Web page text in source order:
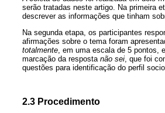
serão tratadas neste artigo. Na primeira
descrever as informações que tinham
Na segunda etapa, os participantes
afirmações sobre o tema foram
totalmente, em uma escala de 5 pontos,
marcação da resposta não sei, que foi
questões para identificação do perfil
2.3 Procedimento